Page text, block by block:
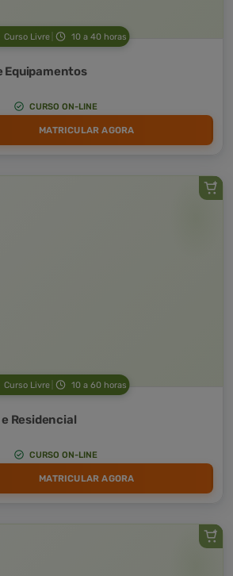
Curso Livre 10 a 40 horas
Equipamentos
CURSO ON-LINE
MATRICULAR AGORA
Curso Livre 10 a 60 horas
Residencial
CURSO ON-LINE
MATRICULAR AGORA